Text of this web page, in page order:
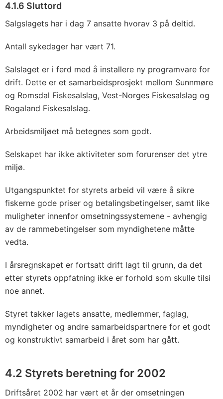
4.1.6 Sluttord
Salgslagets har i dag 7 ansatte hvorav 3 på deltid.
Antall sykedager har vært 71.
Salslaget er i ferd med å installere ny programvare for
drift. Dette er et samarbeidsprosjekt mellom Sunnmøre
og Romsdal Fiskesalslag, Vest-Norges Fiskesalslag og
Rogaland Fiskesalslag.
Arbeidsmiljøet må betegnes som godt.
Selskapet har ikke aktiviteter som forurenser det ytre
miljø.
Utgangspunktet for styrets arbeid vil være å sikre
fiskerne gode priser og betalingsbetingelser, samt like
muligheter innenfor omsetningssystemene - avhengig
av de rammebetingelser som myndighetene måtte
vedta.
I årsregnskapet er fortsatt drift lagt til grunn, da det
etter styrets oppfatning ikke er forhold som skulle tilsi
noe annet.
Styret takker lagets ansatte, medlemmer, faglag,
myndigheter og andre samarbeidspartnere for et godt
og konstruktivt samarbeid i året som har gått.
4.2 Styrets beretning for 2002
Driftsåret 2002 har vært et år der omsetningen